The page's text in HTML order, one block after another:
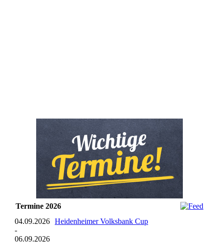
Termine 2026
04.09.2026
-
06.09.2026
Heidenheimer Volksbank Cup